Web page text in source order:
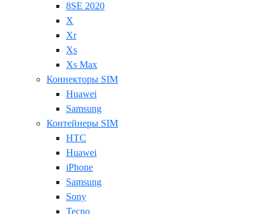
8SE 2020
X
Xr
Xs
Xs Max
Коннекторы SIM
Huawei
Samsung
Контейнеры SIM
HTC
Huawei
iPhone
Samsung
Sony
Tecno